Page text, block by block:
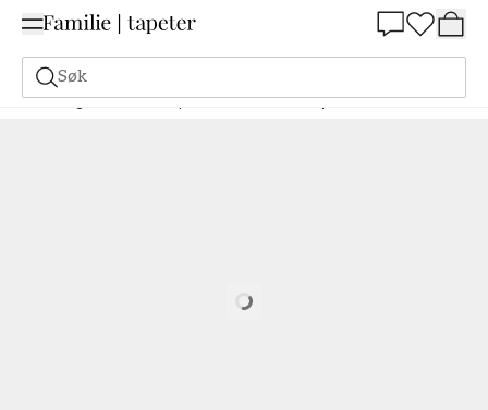
Søk
Maling Bestill basert på NCS Bestill basert på NCS 4050-B40G
Loading…